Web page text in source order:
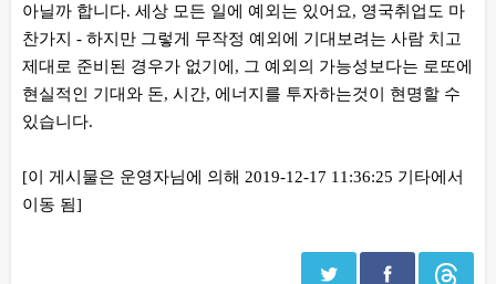
아닐까 합니다. 세상 모든 일에 예외는 있어요, 영국취업도 마
찬가지 - 하지만 그렇게 무작정 예외에 기대보려는 사람 치고
제대로 준비된 경우가 없기에, 그 예외의 가능성보다는 로또에
현실적인 기대와 돈, 시간, 에너지를 투자하는것이 현명할 수
있습니다.
[이 게시물은 운영자님에 의해 2019-12-17 11:36:25 기타에서
이동 됨]